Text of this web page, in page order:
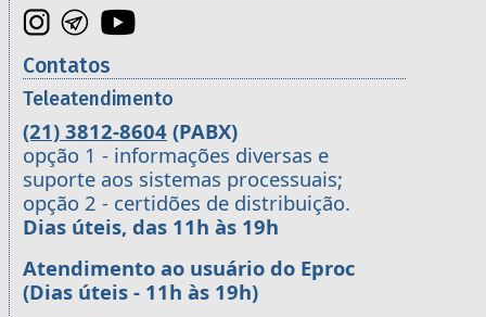
Contatos
Teleatendimento
(21) 3812-8604 (PABX)
opção 1 - informações diversas e
suporte aos sistemas processuais;
opção 2 - certidões de distribuição.
Dias úteis, das 11h às 19h
Atendimento ao usuário do Eproc
(Dias úteis - 11h às 19h)